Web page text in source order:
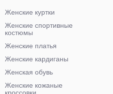
Женские куртки
Женские спортивные
костюмы
Женские платья
Женские кардиганы
Женская обувь
Женские кожаные